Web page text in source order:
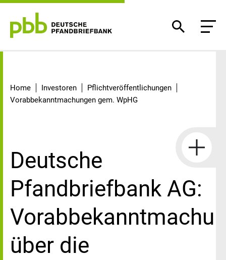
Home Investoren
Pflichtveröffentlichungen
Vorabbekanntmachungen gem. WpHG
Deutsche
Pfandbriefbank AG:
über die